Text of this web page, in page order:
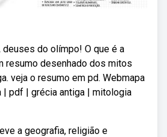
do olímpo! O que é a
resumo desenhado dos mitos
veja o resumo em pd. Webmapa
| pdf | grécia antiga | mitologia
a geografia, religião e